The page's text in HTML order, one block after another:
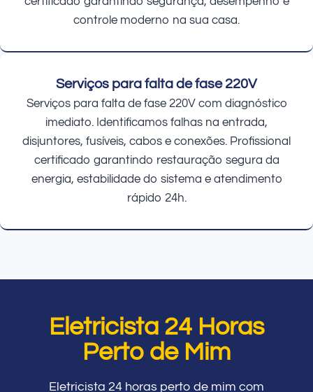
controle moderno na sua casa.
Serviços para falta de fase 220V
Serviços para falta de fase 220V com diagnóstico
imediato. Identificamos falhas na entrada,
disjuntores, fusíveis, cabos e conexões. Profissional
certificado garantindo restauração segura da
energia, estabilidade do sistema e atendimento
rápido 24h.
Eletricista 24 Horas
Perto de Mim
Eletricista 24 horas perto de mim com